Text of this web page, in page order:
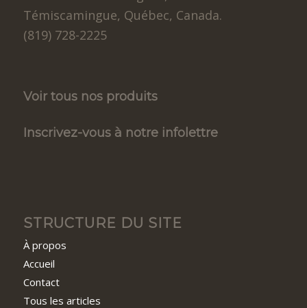
Témiscamingue, Québec, Canada.
(819) 728-2225
Voir tous nos produits
Inscrivez-vous à notre infolettre
STRUCTURE DU SITE
À propos
Accueil
Contact
Tous les articles